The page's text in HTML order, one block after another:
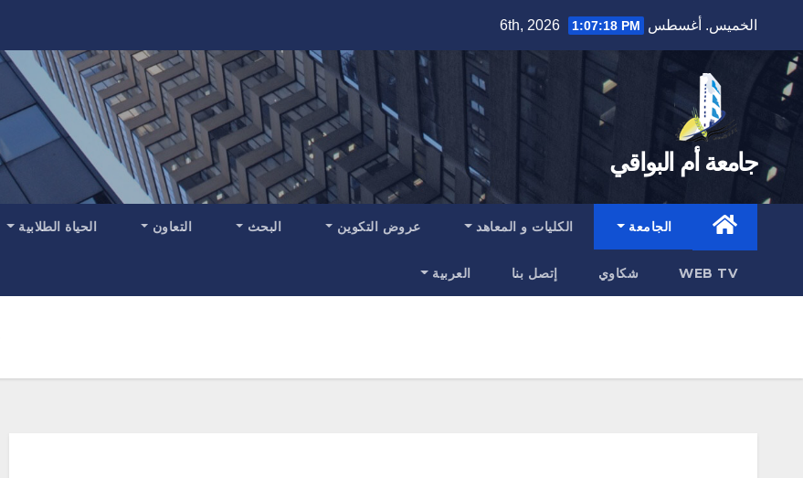
content
الخميس. أغسطس 6th, 2026 1:07:18 PM
جامعة أم البواقي
الجامعة الكليات و المعاهد عروض التكوين البحث التعاون الحياة الطلابية
WEB TV شكاوي إتصل بنا العربية